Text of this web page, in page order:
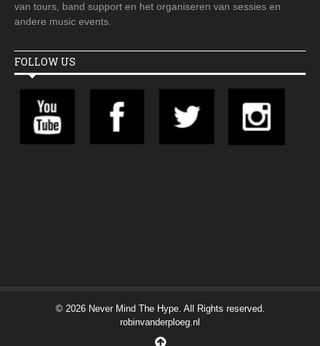
van tours, band support en het organiseren van sessies en
andere music events.
FOLLOW US
© 2026 Never Mind The Hype. All Rights reserved.
robinvanderploeg.nl